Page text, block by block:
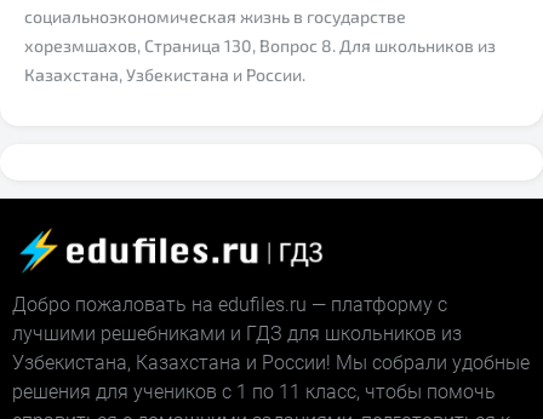
социальноэкономическая жизнь в государстве
хорезмшахов, Страница 130, Вопрос 8. Для школьников из
Казахстана, Узбекистана и России.
Добро пожаловать на edufiles.ru — платформу с
лучшими решебниками и ГДЗ для школьников из
Узбекистана, Казахстана и России! Мы собрали удобные
решения для учеников с 1 по 11 класс, чтобы помочь